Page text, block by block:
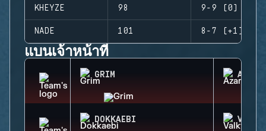
KHEYZE 98 9-9 (0)
NADE 101 8-7 (+1)
แบนเจ้าหน้าที่
GRIM AZAMI
DOKKAEBI